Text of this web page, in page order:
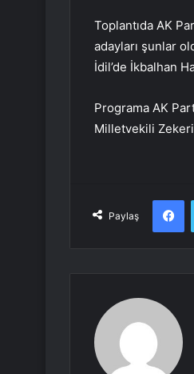
Toplantıda AK
adayları şunlar
İdil’de İkbalhan
Programa AK
Milletvekili
Paylaş